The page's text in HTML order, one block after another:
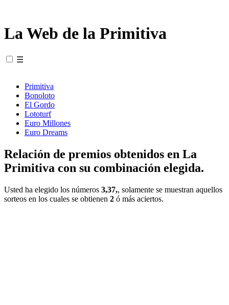
La Web de la Primitiva
☰
Primitiva
Bonoloto
El Gordo
Lototurf
Euro Millones
Euro Dreams
Relación de premios obtenidos en La
Primitiva con su combinación elegida.
Usted ha elegido los números 3,37,, solamente se muestran aquellos
sorteos en los cuales se obtienen 2 ó más aciertos.